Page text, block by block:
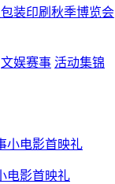
装印刷秋季博览会
文娱赛事 活动集锦
电影首映礼